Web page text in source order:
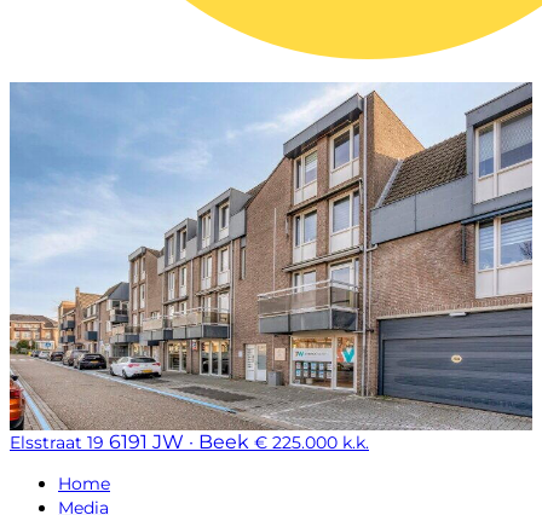
Elsstraat 19 6191 JW · Beek € 225.000 k.k.
Home
Media